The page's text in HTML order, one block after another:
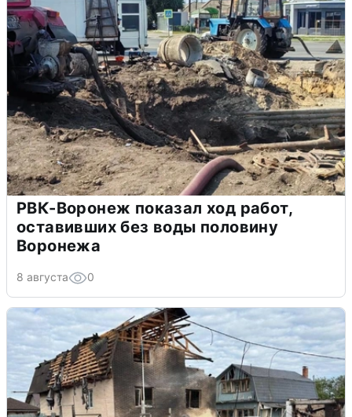
РВК-Воронеж показал ход работ,
оставивших без воды половину
Воронежа
8 августа 0